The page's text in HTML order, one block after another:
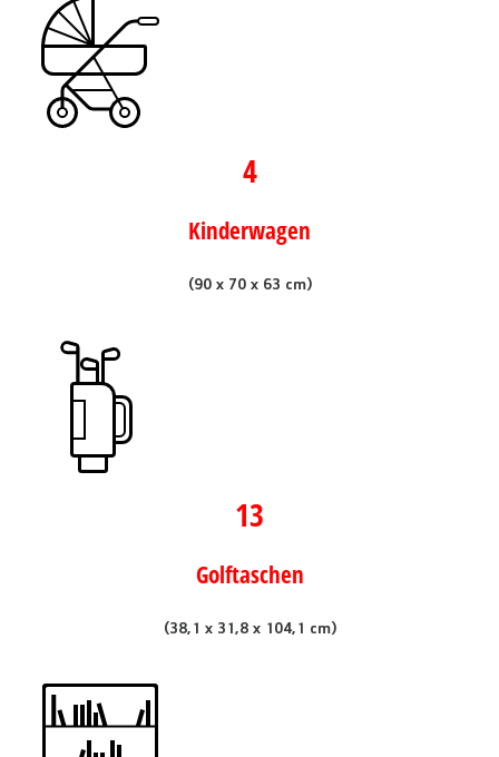
4
Kinderwagen
(90 x 70 x 63 cm)
13
Golftaschen
(38,1 x 31,8 x 104,1 cm)